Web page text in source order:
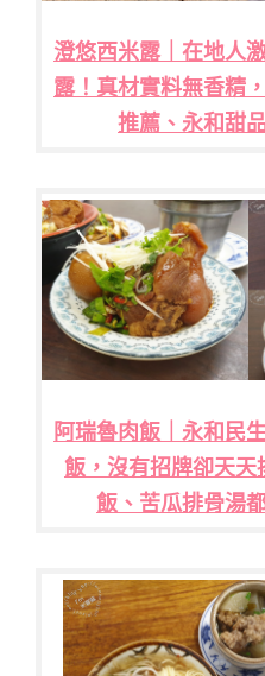
澄悠西米露｜在地人
露！真材實料無香精
推薦、永和甜
阿瑞魯肉飯｜永和民
飯，沒有招牌卻天天
飯、苦瓜排骨湯